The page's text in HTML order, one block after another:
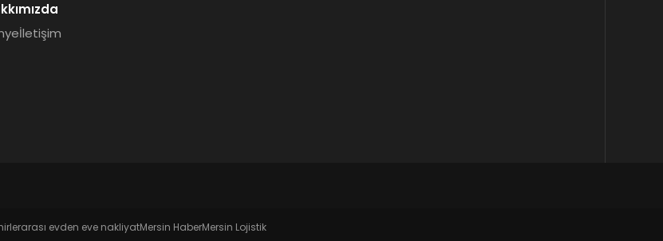
İletişim
evden eve nakliyatMersin HaberMersin Lojistik